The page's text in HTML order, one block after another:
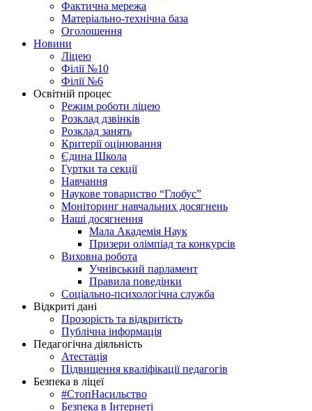
Фактична мережа
Матеріально-технічна база
Оголошення
Новини
Ліцею
Філії №10
Філії №6
Освітній процес
Режим роботи ліцею
Розклад дзвінків
Розклад занять
Критерії оцінювання
Єдина Школа
Гуртки та секції
Навчання
Наукове товариство “Глобус”
Моніторинг навчальних досягнень
Наші досягнення
Мала Академія Наук
Призери олімпіад та конкурсів
Виховна робота
Учнівський парламент
Правила поведінки
Соціально-психологічна служба
Відкриті дані
Прозорість та відкритість
Публічна інформація
Педагогічна діяльність
Атестація
Підвищення кваліфікації педагогів
Безпека в ліцеї
#СтопНасильство
Безпека в Інтернеті